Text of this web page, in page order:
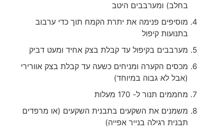
בחלב) ומערבבים היטב
מוסיפים פנימה את יתרת הקמח תוך כדי ערבוב
בתנועות קיפול
מערבבים בקיפול עד קבלת בצק אחיד ומעט דביק
מכסים הקערה ומניחים כשעה עד קבלת בצק אוורירי
(אבל לא גבוה במיוחד)
מחממים תנור ל- 170 מעלות
משמנים את השקעים בתבנית השקעים (או מרפדים
תבנית רגילה בנייר אפייה)